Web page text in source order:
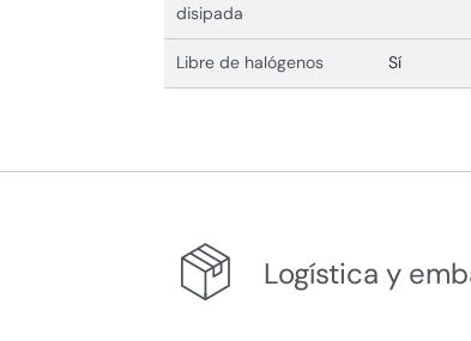
disipada
Libre de halógenos Sí
Logística y